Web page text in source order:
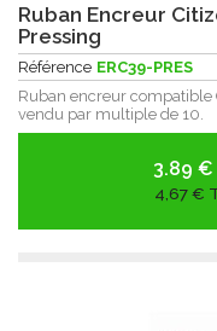
Ruban Encreur
Pressing
Référence ERC39-PRES
Ruban encreur compatible
vendu par multiple de 10.
3.89 €
4,67 €